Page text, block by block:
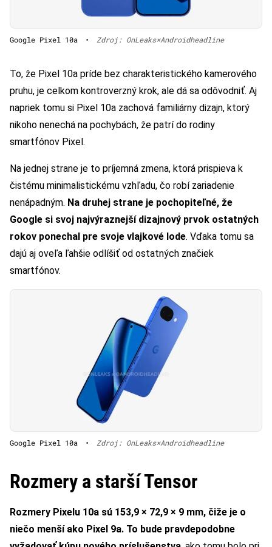
Google Pixel 10a • Zdroj: OnLeaks×Androidheadline
To, že Pixel 10a príde bez charakteristického kamerového
pruhu, je celkom kontroverzný krok, ale dá sa odôvodniť. Aj
napriek tomu si Pixel 10a zachová familiárny dizajn, ktorý
nikoho nenechá na pochybách, že patrí do rodiny
smartfónov Pixel.
Na jednej strane je to príjemná zmena, ktorá prispieva k
čistému minimalistickému vzhľadu, čo robí zariadenie
nenápadným. Na druhej strane je pochopiteľné, že
Google si svoj najvýraznejší dizajnový prvok ostatných
rokov ponechal pre svoje vlajkové lode. Vďaka tomu sa
dajú aj oveľa ľahšie odlíšiť od ostatných značiek
smartfónov.
Google Pixel 10a • Zdroj: OnLeaks×Androidheadline
Rozmery a starší Tensor
Rozmery Pixelu 10a sú 153,9 × 72,9 × 9 mm, čiže je o
niečo menší ako Pixel 9a. To bude pravdepodobne